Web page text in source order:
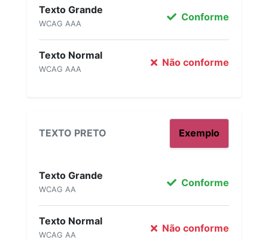
Texto Grande
WCAG AAA
Conforme
Texto Normal
WCAG AAA
Não conforme
TEXTO PRETO Exemplo
Texto Grande
WCAG AA
Conforme
Texto Normal
WCAG AA
Não conforme